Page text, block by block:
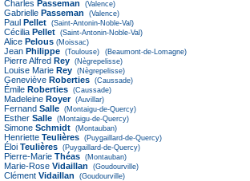
Charles Passeman (Valence)
Gabrielle Passeman (Valence)
Paul Pellet (Saint-Antonin-Noble-Val)
Cécilia Pellet (Saint-Antonin-Noble-Val)
Alice Pelous (Moissac)
Jean Philippe (Toulouse) (Beaumont-de-Lomagne)
Pierre Alfred Rey (Nègrepelisse)
Louise Marie Rey (Nègrepelisse)
Geneviève Roberties (Caussade)
Émile Roberties (Caussade)
Madeleine Royer (Auvillar)
Fernand Salle (Montaigu-de-Quercy)
Esther Salle (Montaigu-de-Quercy)
Simone Schmidt (Montauban)
Henriette Teulières (Puygaillard-de-Quercy)
Éloi Teulières (Puygaillard-de-Quercy)
Pierre-Marie Théas (Montauban)
Marie-Rose Vidaillan (Goudourville)
Clément Vidaillan (Goudourville)